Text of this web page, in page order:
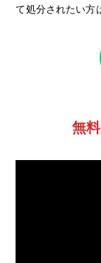
て処分されたい方
無